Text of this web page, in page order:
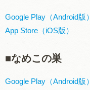
Google Play（Android版）
App Store（iOS版）
■なめこの巣
Google Play（Android版）